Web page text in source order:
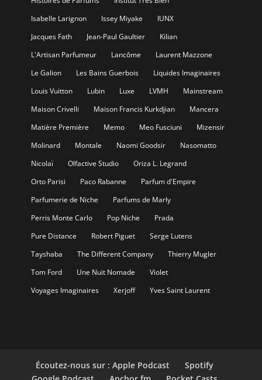
Isabelle Larignon
Issey Miyake
IUNX
Jacques Fath
Jean-Paul Gaultier
Kilian
L'Artisan Parfumeur
Lancôme
Laurent Mazzone
Le Galion
Les Bains Guerbois
Liquides Imaginaires
Louis Vuitton
Lubin Luxe LVMH
Mainstream
Maison Crivelli
Maison Francis Kurkdjian
Mancera
Matière Première
Memo Meo Fusciuni
Mizensir
Molinard
Montale Naomi Goodsir
Nasomatto
Nicolaï
Olfactive Studio
Oriza L. Legrand
Orto Parisi
Paco Rabanne
Parfum d'Empire
Parfumerie de Niche
Parfums de Marly
Perris Monte Carlo
Pop Niche
Prada
Pure Distance
Robert Piguet
Serge Lutens
Tayshaba
The Different Company
Thierry Mugler
Tom Ford
Une Nuit Nomade
Violet
Voyages Imaginaires
Xerjoff Yves Saint Laurent
Écoutez-nous sur : Apple Podcast
Spotify